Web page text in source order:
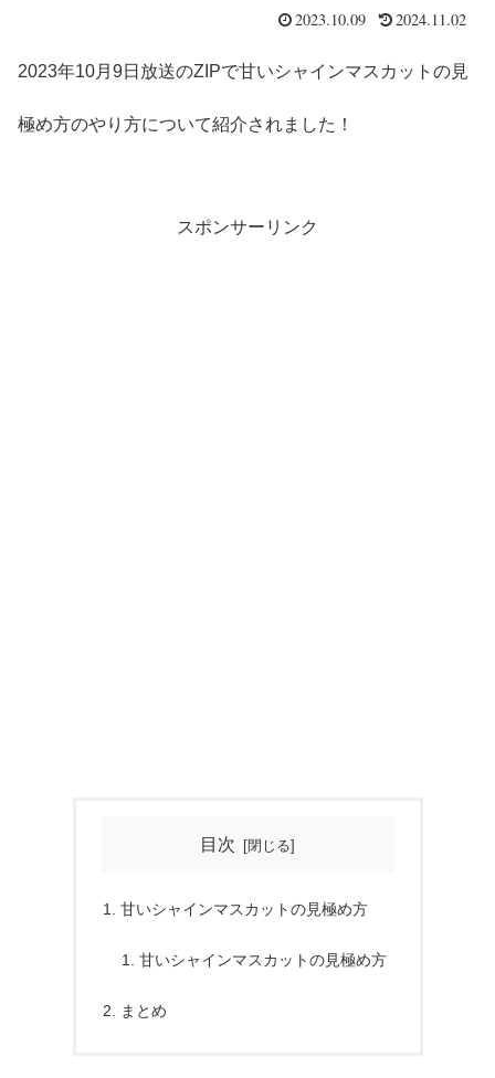
2023.10.09 2024.11.02
2023年10月9日放送のZIPで甘いシャインマスカットの見
極め方のやり方について紹介されました！
スポンサーリンク
目次
甘いシャインマスカットの見極め方
甘いシャインマスカットの見極め方
まとめ